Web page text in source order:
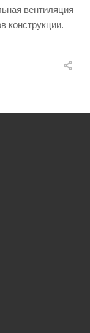
вентиляция
конструкции.